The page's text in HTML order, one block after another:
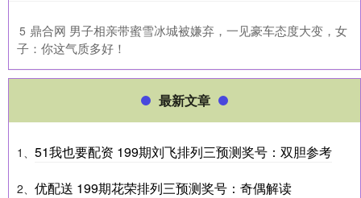
5 ​鼎合网 男子相亲带蜜雪冰城被嫌弃，一见豪车态度大变，女
子：你这气质多好！
最新文章
1、 51我也要配资 199期刘飞排列三预测奖号：双胆参考
2、 优配送 199期花荣排列三预测奖号：奇偶解读